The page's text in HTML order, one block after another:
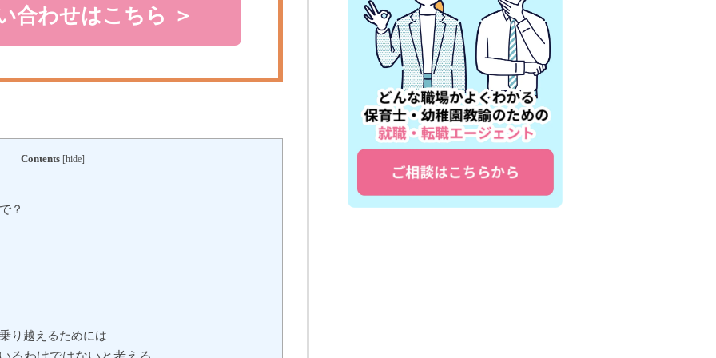
合わせはこちら ＞
Contents [hide]
？
り越えるためには